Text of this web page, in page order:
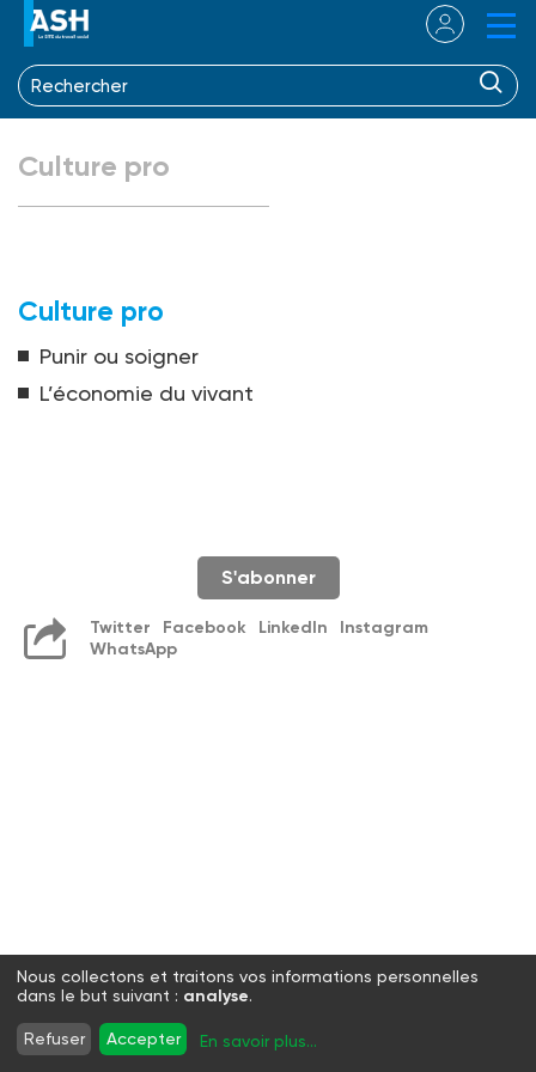
Culture pro
Culture pro
Punir ou soigner
L’économie du vivant
S'abonner
Twitter Facebook LinkedIn
Instagram
WhatsApp
Nous collectons et traitons vos informations personnelles
dans le but suivant : analyse.
Refuser Accepter En savoir plus...